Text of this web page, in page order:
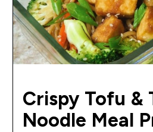
Crispy Tofu &
Noodle Meal